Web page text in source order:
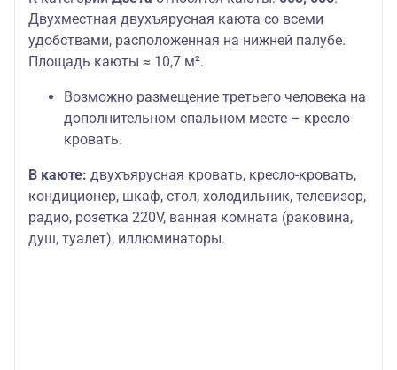
Двухместная двухъярусная каюта со всеми
удобствами, расположенная на нижней палубе.
Площадь каюты ≈ 10,7 м².
Возможно размещение третьего человека на
дополнительном спальном месте – кресло-
кровать.
В каюте: двухъярусная кровать, кресло-кровать,
кондиционер, шкаф, стол, холодильник, телевизор,
радио, розетка 220V, ванная комната (раковина,
душ, туалет), иллюминаторы.